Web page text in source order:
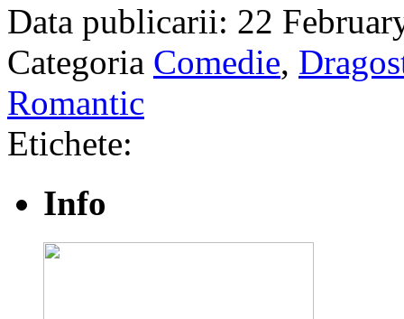
Data publicarii: 22
Categoria Comedie,
Romantic
Etichete:
Info